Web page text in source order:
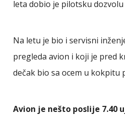
leta dobio je pilotsku
Na letu je bio i servisni
pregleda avion i koji je pred
dečak bio sa ocem u kokpitu
Avion je nešto poslije 7.40